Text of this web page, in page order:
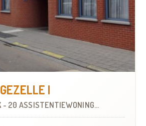
I
- 20 ASSISTENTIEWONINGEN